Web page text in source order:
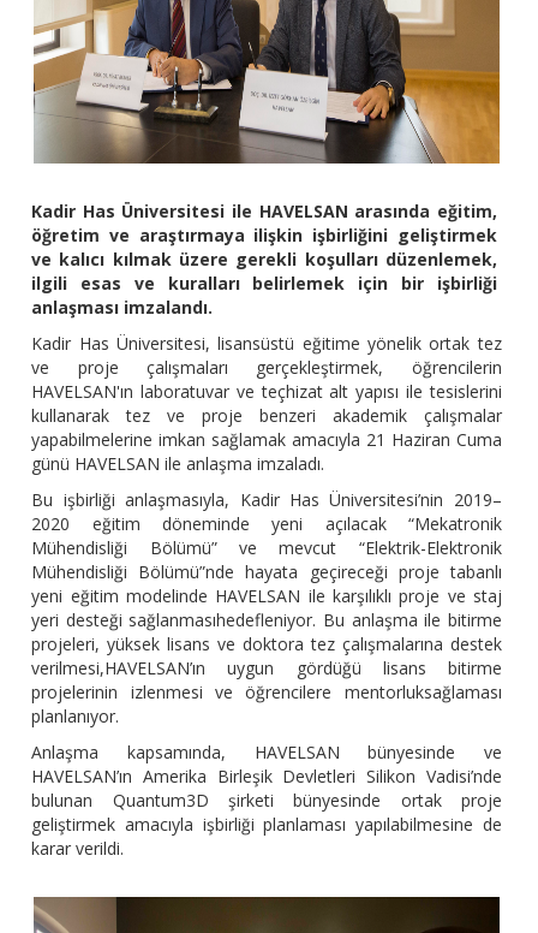
Kadir Has Üniversitesi ile HAVELSAN arasında eğitim,
öğretim ve araştırmaya ilişkin işbirliğini geliştirmek
ve kalıcı kılmak üzere gerekli koşulları düzenlemek,
ilgili esas ve kuralları belirlemek için bir işbirliği
anlaşması imzalandı.
Kadir Has Üniversitesi, lisansüstü eğitime yönelik ortak tez
ve proje çalışmaları gerçekleştirmek, öğrencilerin
HAVELSAN'ın laboratuvar ve teçhizat alt yapısı ile tesislerini
kullanarak tez ve proje benzeri akademik çalışmalar
yapabilmelerine imkan sağlamak amacıyla 21 Haziran Cuma
günü HAVELSAN ile anlaşma imzaladı.
Bu işbirliği anlaşmasıyla, Kadir Has Üniversitesi’nin 2019–
2020 eğitim döneminde yeni açılacak “Mekatronik
Mühendisliği Bölümü” ve mevcut “Elektrik-Elektronik
Mühendisliği Bölümü”nde hayata geçireceği proje tabanlı
yeni eğitim modelinde HAVELSAN ile karşılıklı proje ve staj
yeri desteği sağlanmasıhedefleniyor. Bu anlaşma ile bitirme
projeleri, yüksek lisans ve doktora tez çalışmalarına destek
verilmesi,HAVELSAN’ın uygun gördüğü lisans bitirme
projelerinin izlenmesi ve öğrencilere mentorluksağlaması
planlanıyor.
Anlaşma kapsamında, HAVELSAN bünyesinde ve
HAVELSAN’ın Amerika Birleşik Devletleri Silikon Vadisi’nde
bulunan Quantum3D şirketi bünyesinde ortak proje
geliştirmek amacıyla işbirliği planlaması yapılabilmesine de
karar verildi.